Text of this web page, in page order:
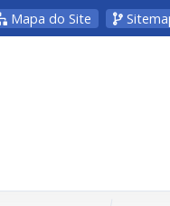
Mapa do Site